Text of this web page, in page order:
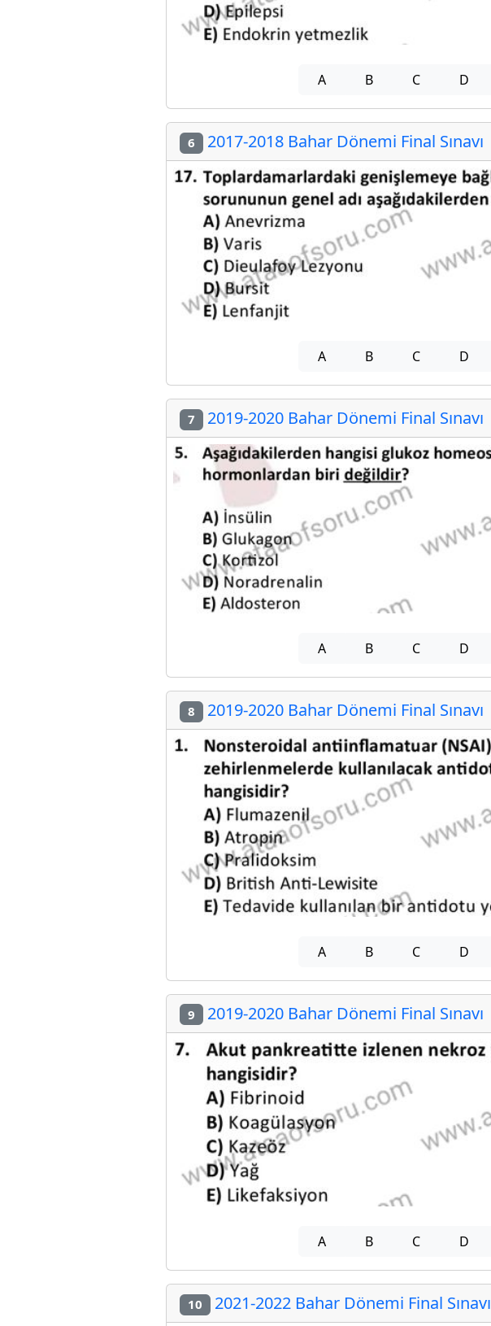
A B C D
6 2017-2018 Bahar Dönemi Final Sınavı
A B C D
7 2019-2020 Bahar Dönemi Final Sınavı
A B C D
8 2019-2020 Bahar Dönemi Final Sınavı
A B C D
9 2019-2020 Bahar Dönemi Final Sınavı
A B C D
10 2021-2022 Bahar Dönemi Final Sınavı